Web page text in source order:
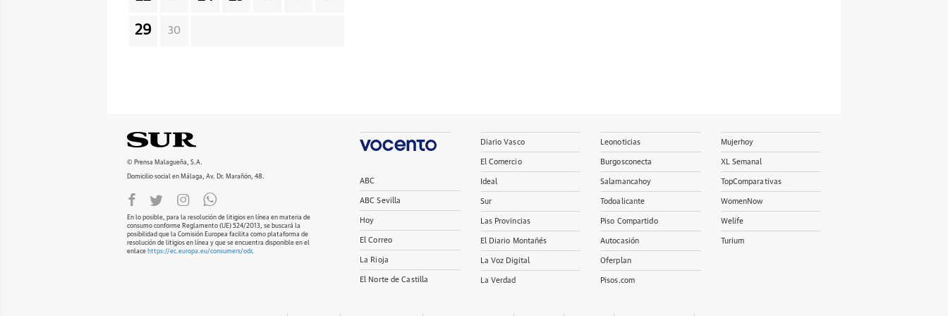
29 30
© Prensa Malagueña, S.A.
Domicilio social en Málaga, Av. Dr. Marañón, 48.
En lo posible, para la resolución de litigios en línea en materia de
consumo conforme Reglamento (UE) 524/2013, se buscará la
posibilidad que la Comisión Europea facilita como plataforma de
resolución de litigios en línea y que se encuentra disponible en el
enlace https://ec.europa.eu/consumers/odr.
ABC
ABC Sevilla
Hoy
El Correo
La Rioja
El Norte de Castilla
Diario Vasco
El Comercio
Ideal
Sur
Las Provincias
El Diario Montañés
La Voz Digital
La Verdad
Leonoticias
Burgosconecta
Salamancahoy
Todoalicante
Piso Compartido
Autocasión
Oferplan
Pisos.com
Mujerhoy
XL Semanal
TopComparativas
WomenNow
Welife
Turium